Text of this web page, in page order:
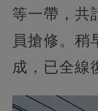
等一帶，共
員搶修。稍
成，已全線